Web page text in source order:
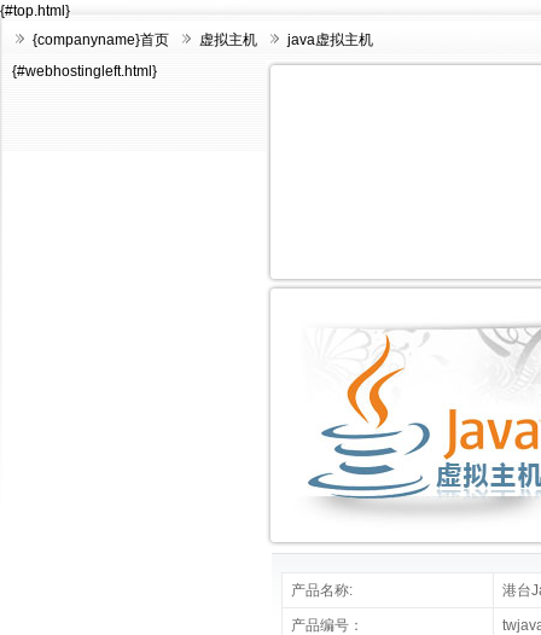
{#top.html}
{companyname}首页
虚拟主机
java虚拟主机
{#webhostingleft.html}
产品名称: 港台
产品编号：